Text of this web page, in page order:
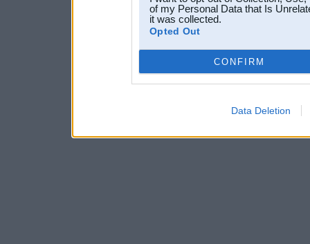
of my Personal Data that Is
it was collected.
Opted Out
CONFIRM
Data Deletion